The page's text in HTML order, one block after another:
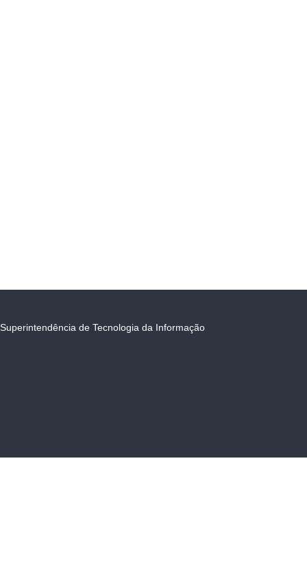
Superintendência de Tecnologia da Informação